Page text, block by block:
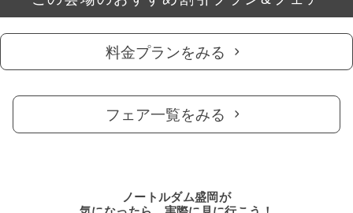
料金プランをみる
フェア一覧をみる
ノートルダム盛岡が